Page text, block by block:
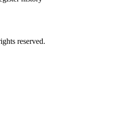
reserved.